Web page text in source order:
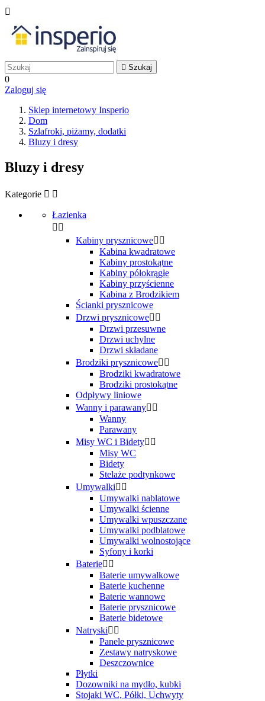

 Szukaj
0
Zaloguj się
Sklep internetowy Insperio
Dom
Szlafroki, piżamy, dodatki
Bluzy i dresy
Bluzy i dresy
Kategorie  
Łazienka
 
Kabiny prysznicowe 
Kabina kwadratowe
Kabiny prostokątne
Kabiny półokrągłe
Kabiny przyścienne
Kabina z Brodzikiem
Ścianki prysznicowe
Drzwi prysznicowe 
Drzwi przesuwne
Drzwi uchylne
Drzwi składane
Brodziki prysznicowe 
Brodziki kwadratowe
Brodziki prostokątne
Odpływy liniowe
Wanny i parawany 
Wanny
Parawany
Misy WC i Bidety 
Misy WC
Bidety
Stelaże podtynkowe
Umywalki 
Umywalki nablatowe
Umywalki ścienne
Umywalki wpuszczane
Umywalki podblatowe
Umywalki wolnostojące
Syfony i korki
Baterie 
Baterie umywalkowe
Baterie kuchenne
Baterie wannowe
Baterie prysznicowe
Baterie bidetowe
Natryski 
Panele prysznicowe
Zestawy natryskowe
Deszczownice
Płytki
Dozowniki na mydło, kubki
Stojaki WC, Półki, Uchwyty